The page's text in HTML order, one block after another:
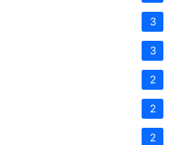
3
3
2
2
2